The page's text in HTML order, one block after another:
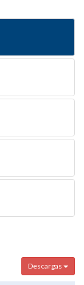
Descargas